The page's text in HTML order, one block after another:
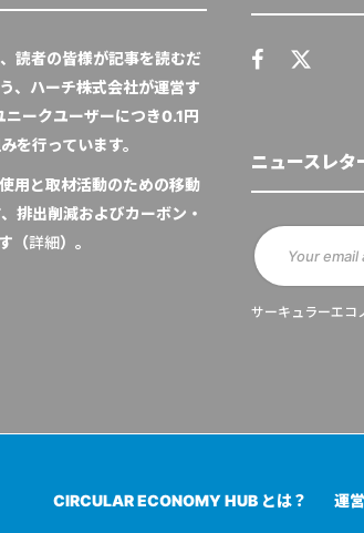
読者の皆様が記事を読むだ
、ハーチ株式会社が運営す
ニークユーザーにつき0.1円
を行っています。
用と取材活動のための移動
排出削減およびカーボン・
（詳細）。
ニュースレタ
サーキュラーエコ
CIRCULAR ECONOMY HUB とは？ 運